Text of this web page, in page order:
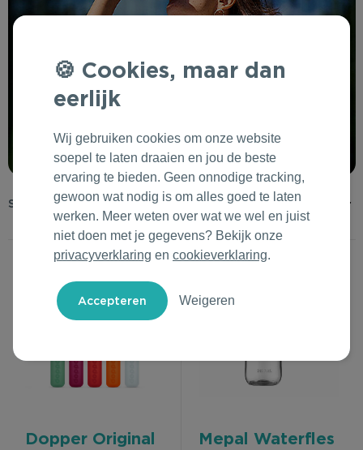
Outdoor & Vrije tijd
Technologie & Gadgets
Home & Living
Duurzame Bestsellers
Daarom Duurzaam
Groene Lente Dagen
Oranjefeest
Vakantie & Zomer
Back to Routine
Herfstmomenten
Sinterklaas
Warme Winter
Kerst & Eindejaar
Rituals
Roll'Eat
Samsonite
Stanley/Stella
Tony's Chocolonely
Dopper Original
Mepal Waterfles
Cookies, maar dan
eerlijk
Wij gebruiken cookies om onze website
soepel te laten draaien en jou de beste
ervaring te bieden. Geen onnodige tracking,
gewoon wat nodig is om alles goed te laten
werken. Meer weten over wat we wel en juist
niet doen met je gegevens? Bekijk onze
privacyverklaring en cookieverklaring.
Weigeren